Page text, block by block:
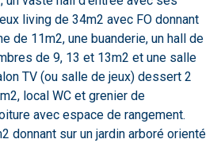
living de 34m2 avec FO donnant
de 11m2, une buanderie, un hall de
de 9, 13 et 13m2 et une salle
TV (ou salle de jeux) dessert 2
local WC et grenier de
avec espace de rangement.
donnant sur un jardin arboré orienté